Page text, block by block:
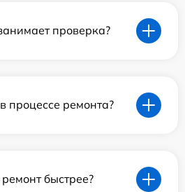
проверка?
процессе ремонта?
быстрее?